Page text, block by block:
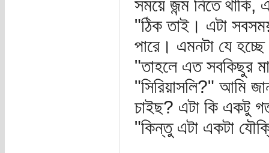
সময়ে জন্ম নিতে
"ঠিক তাই। এটা
পারে। এমনটা যে
"তাহলে এত সবকিছুর
"সিরিয়াসলি?" আমি
চাইছ? এটা কি একটু
"কিন্তু এটা একটা